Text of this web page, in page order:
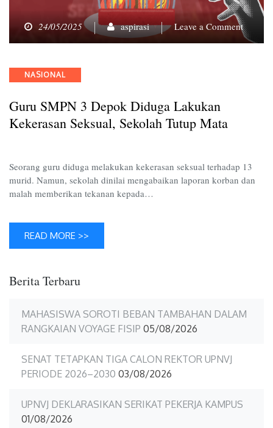
24/05/2025 aspirasi Leave a Commenton
Guru
Mata
Categories
NASIONAL
Guru SMPN 3 Depok Diduga Lakukan
Kekerasan Seksual, Sekolah Tutup Mata
Seorang guru diduga melakukan kekerasan seksual terhadap 13
murid. Namun, sekolah dinilai mengabaikan laporan korban dan
malah memberikan tekanan kepada…
READ MORE >>
Berita Terbaru
MAHASISWA SOROTI BEBAN TAMBAHAN DALAM
RANGKAIAN VOYAGE FISIP 05/08/2026
SENAT TETAPKAN TIGA CALON REKTOR UPNVJ
PERIODE 2026–2030 03/08/2026
UPNVJ DEKLARASIKAN SERIKAT PEKERJA KAMPUS
01/08/2026